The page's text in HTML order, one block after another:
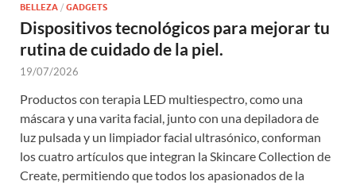
BELLEZA / GADGETS
Dispositivos tecnológicos para mejorar tu
rutina de cuidado de la piel.
19/07/2026
Productos con terapia LED multiespectro, como una
máscara y una varita facial, junto con una depiladora de
luz pulsada y un limpiador facial ultrasónico, conforman
los cuatro artículos que integran la Skincare Collection de
Create, permitiendo que todos los apasionados de la